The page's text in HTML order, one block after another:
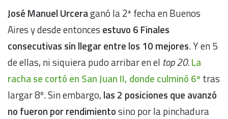
José Manuel Urceraganó la 2ª fecha en Buenos
Aires y desde entonces estuvo 6 Finales
consecutivas sin llegar entre los 10 mejores. Y en 5
de ellas, ni siquiera pudo arribar en el top 20.La
racha se cortó en San Juan II, donde culminó 6º tras
largar 8º. Sin embargo, las 2 posiciones que avanzó
no fueron por rendimientosino por la pinchadura